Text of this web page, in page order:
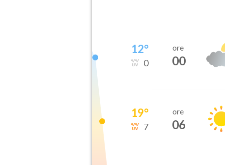
12°
0
ore
00
19°
7
ore
06